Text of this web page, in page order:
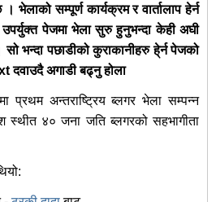
भेलाको सम्पूर्ण कार्यक्रम र वार्तालाप हेर्न
पेजमा भेला सुरु हुनुभन्दा केही अघी
भन्दा पछाडीको कुराकानीहरु हे्र्न पेजको
दवाउदै अगाडी बढ्नु होला
प्रथम अन्तराष्ट्रिय ब्लगर भेला सम्पन्न
स्थीत ४० जना जति ब्लगरको सहभागीता